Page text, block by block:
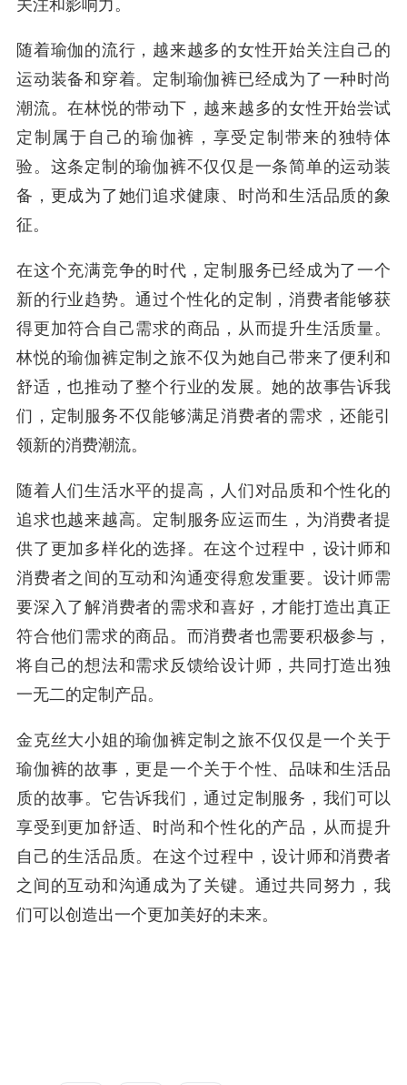
关注和影响力。
随着瑜伽的流行，越来越多的女性开始关注自己的
运动装备和穿着。定制瑜伽裤已经成为了一种时尚
潮流。在林悦的带动下，越来越多的女性开始尝试
定制属于自己的瑜伽裤，享受定制带来的独特体
验。这条定制的瑜伽裤不仅仅是一条简单的运动装
备，更成为了她们追求健康、时尚和生活品质的象
征。
在这个充满竞争的时代，定制服务已经成为了一个
新的行业趋势。通过个性化的定制，消费者能够获
得更加符合自己需求的商品，从而提升生活质量。
林悦的瑜伽裤定制之旅不仅为她自己带来了便利和
舒适，也推动了整个行业的发展。她的故事告诉我
们，定制服务不仅能够满足消费者的需求，还能引
领新的消费潮流。
随着人们生活水平的提高，人们对品质和个性化的
追求也越来越高。定制服务应运而生，为消费者提
供了更加多样化的选择。在这个过程中，设计师和
消费者之间的互动和沟通变得愈发重要。设计师需
要深入了解消费者的需求和喜好，才能打造出真正
符合他们需求的商品。而消费者也需要积极参与，
将自己的想法和需求反馈给设计师，共同打造出独
一无二的定制产品。
金克丝大小姐的瑜伽裤定制之旅不仅仅是一个关于
瑜伽裤的故事，更是一个关于个性、品味和生活品
质的故事。它告诉我们，通过定制服务，我们可以
享受到更加舒适、时尚和个性化的产品，从而提升
自己的生活品质。在这个过程中，设计师和消费者
之间的互动和沟通成为了关键。通过共同努力，我
们可以创造出一个更加美好的未来。